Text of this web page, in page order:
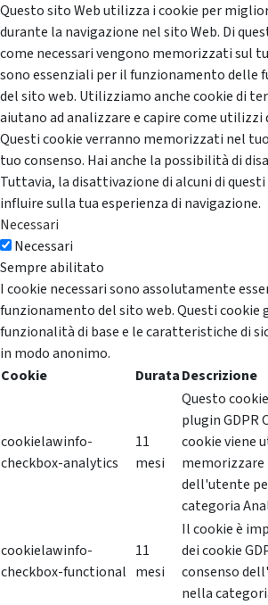
Questo sito Web utilizza i cookie per
durante la navigazione nel sito Web. Di
come necessari vengono memorizzati sul
sono essenziali per il funzionamento delle
del sito web. Utilizziamo anche cookie di
aiutano ad analizzare e capire come utilizzi
Questi cookie verranno memorizzati nel
tuo consenso. Hai anche la possibilità di
Tuttavia, la disattivazione di alcuni di
influire sulla tua esperienza di navigazione.
Necessari
Necessari
Sempre abilitato
I cookie necessari sono assolutamente
funzionamento del sito web. Questi cookie
funzionalità di base e le caratteristiche di
in modo anonimo.
Cookie
DurataDescrizione
cookielawinfo-
checkbox-analytics
11
mesi
Questo
plugin GDPR
cookie viene
memorizzare
dell'utente
categoria
cookielawinfo-
checkbox-functional
11
mesi
Il cookie è
dei cookie
consenso
nella